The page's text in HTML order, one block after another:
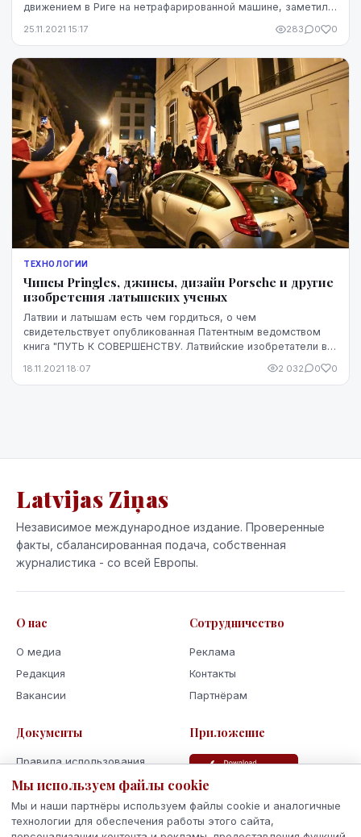
движением в Риге на нетрафарированной машине, заметили
25.11.2021 15:17 283 0 0
ТЕХНОЛОГИИ
Чипсы Pringles, джинсы, дизайн Porsche и другие
изобретения латышских ученых
Латвии и латышам есть чем гордиться, о чем
свидетельствует опубликованная Патентным ведомством
книга "ПУТЬ К СОВЕРШЕНСТВУ. Латвийские изобретатели в
18.11.2021 18:07 2 032 0 0
Latvijas Ziņas
Независимое международное издание. Проверенные
факты, сбалансированная подача, собственная
журналистика - со всей Европы.
О нас
О медиа
Редакция
Вакансии
Сотрудничество
Реклама
Контакты
Партнёрам
Документы
Правила использования
Политика
Использование cookie
Приложение
Мы используем файлы cookie
Мы и наши партнёры используем файлы cookie и аналогичные
технологии для обеспечения работы этого сайта,